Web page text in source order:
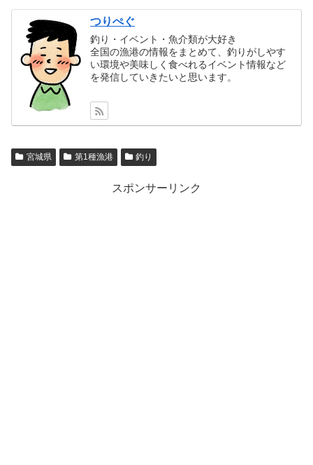
つりぺぐ
釣り・イベント・魚介類が大好き
全国の漁港の情報をまとめて、釣りがしやす
い環境や美味しく食べれるイベント情報など
を発信していきたいと思います。
宮城県 第1種漁港 釣り
スポンサーリンク